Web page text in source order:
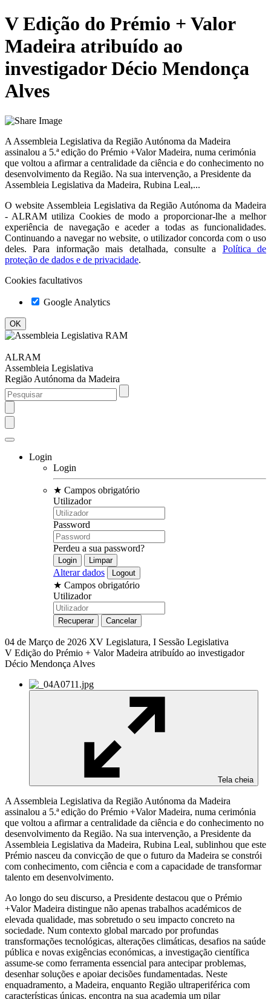
V Edição do Prémio + Valor
Madeira atribuído ao
investigador Décio Mendonça
Alves
A Assembleia Legislativa da Região Autónoma da Madeira
assinalou a 5.ª edição do Prémio +Valor Madeira, numa cerimónia
que voltou a afirmar a centralidade da ciência e do conhecimento no
desenvolvimento da Região. Na sua intervenção, a Presidente da
Assembleia Legislativa da Madeira, Rubina Leal,...
O website Assembleia Legislativa da Região Autónoma da Madeira
- ALRAM utiliza Cookies de modo a proporcionar-lhe a melhor
experiência de navegação e aceder a todas as funcionalidades.
Continuando a navegar no website, o utilizador concorda com o uso
deles. Para informação mais detalhada, consulte a
Política de
proteção de dados e de privacidade.
Cookies facultativos
Google Analytics
ALRAM
Assembleia Legislativa
Região Autónoma da Madeira
Login
Login
★ Campos obrigatório
Utilizador
Password
Perdeu a sua password?
Alterar dados
★ Campos obrigatório
Utilizador
04 de Março de 2026 XV Legislatura, I Sessão Legislativa
V Edição do Prémio + Valor Madeira atribuído ao investigador
Décio Mendonça Alves
Tela cheia
A Assembleia Legislativa da Região Autónoma da Madeira
assinalou a 5.ª edição do Prémio +Valor Madeira, numa cerimónia
que voltou a afirmar a centralidade da ciência e do conhecimento no
desenvolvimento da Região. Na sua intervenção, a Presidente da
Assembleia Legislativa da Madeira, Rubina Leal, sublinhou que este
Prémio nasceu da convicção de que o futuro da Madeira se constrói
com conhecimento, com ciência e com a capacidade de transformar
talento em desenvolvimento.
Ao longo do seu discurso, a Presidente destacou que o Prémio
+Valor Madeira distingue não apenas trabalhos académicos de
elevada qualidade, mas sobretudo o seu impacto concreto na
sociedade. Num contexto global marcado por profundas
transformações tecnológicas, alterações climáticas, desafios na saúde
pública e novas exigências económicas, a investigação científica
assume-se como ferramenta essencial para antecipar problemas,
desenhar soluções e apoiar decisões fundamentadas. Neste
enquadramento, a Madeira, enquanto Região ultraperiférica com
características únicas, encontra na sua academia um pilar